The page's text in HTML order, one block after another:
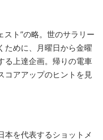
スト”の略。世のサラリー
ために、月曜日から金曜
る上達企画。帰りの電車
コアアップのヒントを見
本を代表するショットメ